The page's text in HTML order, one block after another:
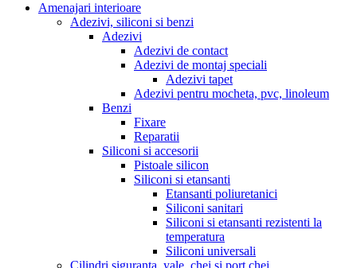
Amenajari interioare
Adezivi, siliconi si benzi
Adezivi
Adezivi de contact
Adezivi de montaj speciali
Adezivi tapet
Adezivi pentru mocheta, pvc, linoleum
Benzi
Fixare
Reparatii
Siliconi si accesorii
Pistoale silicon
Siliconi si etansanti
Etansanti poliuretanici
Siliconi sanitari
Siliconi si etansanti rezistenti la
temperatura
Siliconi universali
Cilindri siguranta, yale, chei si port chei